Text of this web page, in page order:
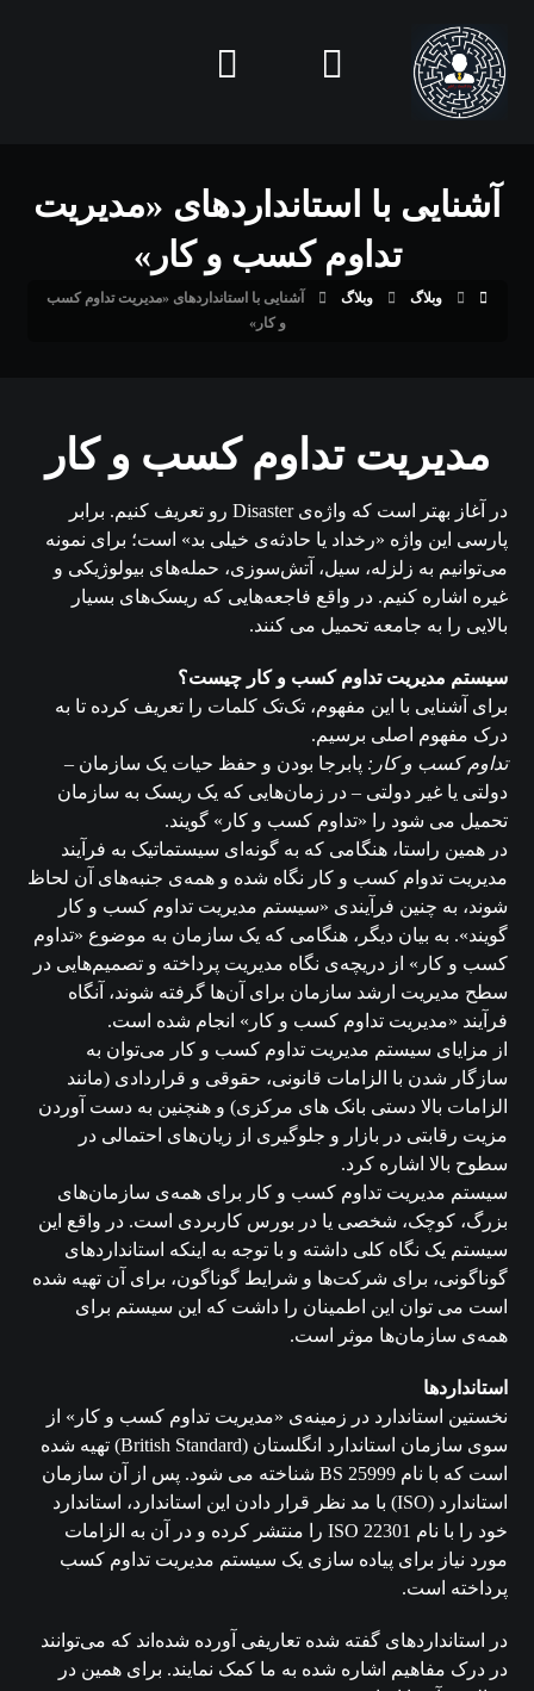
آشنایی با استانداردهای «مدیریت
تداوم کسب و کار»
وبلاگ وبلاگ
آشنایی با استانداردهای «مدیریت تداوم کسب
و کار»
مدیریت تداوم کسب و کار
در آغاز بهتر است که واژه‌ی Disaster رو تعریف کنیم. برابر
پارسی این واژه «رخداد یا حادثه‌ی خیلی بد» است؛ برای نمونه
می‌توانیم به زلزله، سیل، آتش‌سوزی، حمله‌های بیولوژیکی و
غیره اشاره کنیم. در واقع فاجعه‌هایی که ریسک‌های بسیار
بالایی را به جامعه تحمیل می کنند.
سیستم مدیریت تداوم کسب و کار چیست؟
برای آشنایی با این مفهوم، تک‌تک کلمات را تعریف کرده تا به
درک مفهوم اصلی برسیم.
تداوم کسب و کار: پابرجا بودن و حفظ حیات یک سازمان –
دولتی یا غیر دولتی – در زمان‌هایی که یک ریسک به سازمان
تحمیل می شود را «تداوم کسب و کار» گویند.
در همین راستا، هنگامی که به گونه‌ای سیستماتیک به فرآیند
مدیریت تدوام کسب و کار نگاه شده و همه‌ی جنبه‌های آن لحاظ
شوند، به چنین فرآیندی «سیستم مدیریت تداوم کسب و کار
گویند». به بیان دیگر، هنگامی که یک سازمان به موضوع «تداوم
کسب و کار» از دریچه‌ی نگاه مدیریت پرداخته و تصمیم‌هایی در
سطح مدیریت ارشد سازمان برای آن‌ها گرفته شوند، آنگاه
فرآیند «مدیریت تداوم کسب و کار» انجام شده است.
از مزایای سیستم مدیریت تداوم کسب و کار می‌توان به
سازگار شدن با الزامات قانونی، حقوقی و قراردادی (مانند
الزامات بالا دستی بانک های مرکزی) و هنچنین به دست آوردن
مزیت رقابتی در بازار و جلوگیری از زیان‌های احتمالی در
سطوح بالا اشاره کرد.
سیستم مدیریت تداوم کسب و کار برای همه‌ی سازمان‌های
بزرگ، کوچک، شخصی یا در بورس کاربردی است. در واقع این
سیستم یک نگاه کلی داشته و با توجه به اینکه استانداردهای
گوناگونی، برای شرکت‌ها و شرایط گوناگون، برای آن تهیه شده
است می توان این اطمینان را داشت که این سیستم برای
همه‌ی سازمان‌ها موثر است.
استانداردها
نخستین استاندارد در زمینه‌ی «مدیریت تداوم کسب و کار» از
سوی سازمان استاندارد انگلستان (British Standard) تهیه شده
است که با نام BS 25999 شناخته می شود. پس از آن سازمان
استاندارد (ISO) با مد نظر قرار دادن این استاندارد، استاندارد
خود را با نام ISO 22301 را منتشر کرده و در آن به الزامات
مورد نیاز برای پیاده سازی یک سیستم مدیریت تداوم کسب
پرداخته است.
در استانداردهای گفته شده تعاریفی آورده شده‌اند که می‌توانند
در درک مفاهیم اشاره شده به ما کمک نمایند. برای همین در